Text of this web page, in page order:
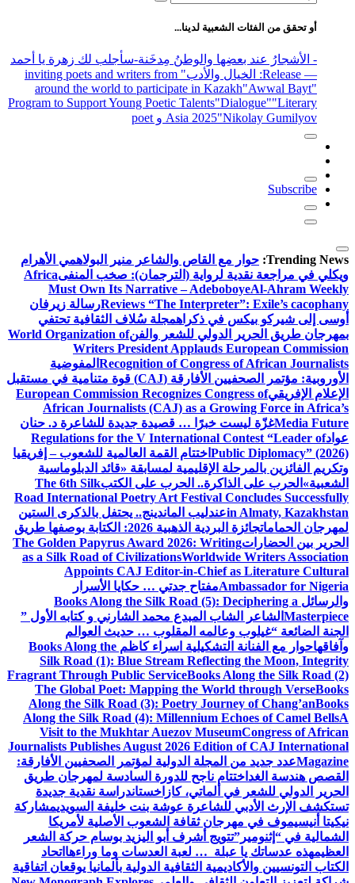
أو تحقق من الفئات الشعبية لدينا...
- الأشجارُ عند بعضِها والوطنُ مِدخَنة-سأجلب لك زهرة يا أحمد
— Release
: الخيال والأدب
" inviting poets and writers from
around the world to participate in Kazakh"Awwal Bayt"
Program to Support Young Poetic Talents"Dialogue""Literary
Asia 2025"Nikolay Gumilyov و poet
Subscribe
Trending News: حوار مع القاص والشاعر منير البولاهمي الأهرام
ويكلي في مراجعة نقدية لرواية (الترجمان): صخب المنفىAfrica
Must Own Its Narrative – AdeboboyeAl-Ahram Weekly
Reviews “The Interpreter”: Exile’s cacophanyرسالة زيرفان
أوسى إلى شيركو بيكس في ذكراهمجلة سُلاف الثقافية تحتفي
بمهرجان طريق الحرير الدولي للشعر والفنWorld Organization of
Writers President Applauds European Commission
Recognition of Congress of African Journalists المفوضية
الأوروبية: مؤتمر الصحفيين الأفارقة (CAJ) قوة متنامية في مستقبل
الإعلام الإفريقيEuropean Commission Recognizes Congress of
African Journalists (CAJ) as a Growing Force in Africa’s
Media Futureغزّة ليست خبرًا … قصيدة جديدة للشاعرة د. حنان
عوادRegulations for the V International Contest “Leader of
Public Diplomacy” (2026) اختتام القمة العالمية للشعوب – إفريقيا
وتكريم الفائزين بالمرحلة الإقليمية لمسابقة «قائد الدبلوماسية
الشعبية» الحرب على الذاكرة.. الحرب على الكتبThe 6th Silk
Road International Poetry Art Festival Concludes Successfully
in Almaty, Kazakhstanعندليب الماندينج.. يحتفل بالذكرى الستين
لمهرجان الحمامات
جائزة البردية الذهبية 2026: الكتابة بوصفها طريق
الحرير بين الحضاراتThe Golden Papyrus Award 2026: Writing
as a Silk Road of CivilizationsWorldwide Writers Association
Appoints CAJ Editor-in-Chief as Literature Cultural
Ambassador for Nigeriaمفتاح جدتي … حكايا الأسرار
والرسائل Books Along the Silk Road (5): Deciphering a
Masterpiece الشاعر الشاب المبدع محمد الشارني و كتابه الأول ”
الجنة الضائعة “غيلوب وعالمه المقلوب … حديث العوالم
وآفاقهاحوار مع الفنانة التشكيلية اسراء كاظم Books Along the
Silk Road (1): Blue Stream Reflecting the Moon, Integrity
Fragrant Through Public ServiceBooks Along the Silk Road (2)
The Global Poet: Mapping the World through VerseBooks
Along the Silk Road (3): Poetry Journey of Chang’anBooks
Along the Silk Road (4): Millennium Echoes of Camel BellsA
Visit to the Mukhtar Auezov MuseumCongress of African
Journalists Publishes August 2026 Edition of CAJ International
Magazineعدد جديد من المجلة الدولية لمؤتمر الصحفيين الأفارقة:
القصص هندسة الغد اختتام ناجح للدورة السادسة لمهرجان طريق
الحرير الدولي للشعر في ألماتي، كازاخستاندراسة نقدية جديدة
تستكشف الإرث الأدبي للشاعرة عوشة بنت خليفة السويديمشاركة
نيكيتا أنيسيموف في مهرجان ثقافة الشعوب الأصلية لأمريكا
الشمالية في “إثنومير”تتويج أشرف أبو اليزيد بوسام حركة الشعر
العظيمهذه عدساتك يا عبلة … لعبة العدسات وما وراءها اتحاد
الكتاب التونسيين والأكاديمية الثقافية الدولية بألمانيا يوقعان اتفاقية